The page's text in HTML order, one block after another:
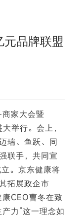
品牌联盟
家大会暨
举行。会上，
瑞、鱼跃、同
联手，共同宣
。京东健康将
拓展政企市
CEO曹冬在致
力”这一理念如